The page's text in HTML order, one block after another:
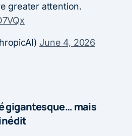
greater attention.
June 4, 2026
gigantesque… mais